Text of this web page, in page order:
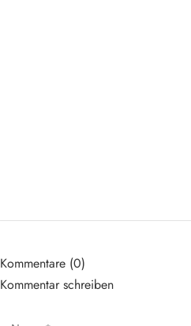
Kommentare (0)
Kommentar schreiben